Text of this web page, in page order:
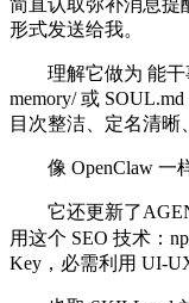
简直认取弥补消息提
形式发送给我。
理解它做为 能干事
memory/ 或
目次整洁、定名清晰
像 OpenClaw 一样
它还更新了
用这个 SEO 技术：
Key，必需利用 UI-